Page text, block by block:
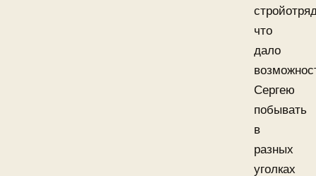
что
дало
Сергею
побывать
в
разных
уголках